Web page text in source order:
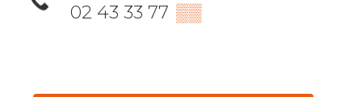
02 43 33 77 ▒▒